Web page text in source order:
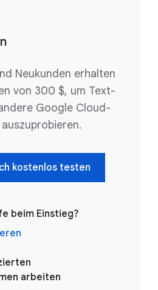
Neukunden erhalten
von 300 $, um Text-
Google Cloud-
kostenlos testen
beim Einstieg?
arbeiten